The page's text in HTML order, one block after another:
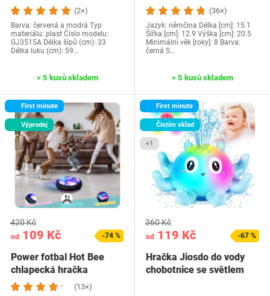
(2×)
Barva: červená a modrá Typ
materiálu: plast Číslo modelu:
‎GJ3515A Délka šípů (cm): 33
Délka luku (cm): 59…
> 5 kusů skladem
(36×)
Jazyk:‎ němčina Délka [cm]: 15.1
Šířka [cm]: 12.9 Výška [cm]: 20.5
Minimální věk [roky]: 8 Barva:
černá S…
> 5 kusů skladem
First minute
Výprodej
od 109 Kč
420 Kč
-74 %
Power fotbal Hot Bee
chlapecká hračka
(13×)
First minute
Čistím sklad
+1
od 119 Kč
360 Kč
-67 %
Hračka Jiosdo do vody
chobotnice se světlem